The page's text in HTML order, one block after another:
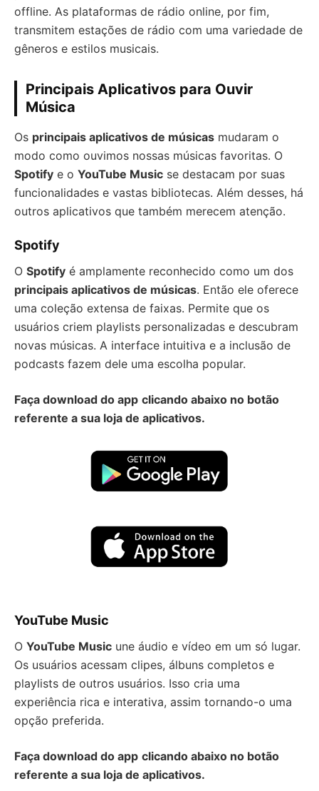
offline. As plataformas de rádio online, por fim,
transmitem estações de rádio com uma variedade de
gêneros e estilos musicais.
Principais Aplicativos para Ouvir
Música
Os principais aplicativos de músicas mudaram o
modo como ouvimos nossas músicas favoritas. O
Spotify e o YouTube Music se destacam por suas
funcionalidades e vastas bibliotecas. Além desses, há
outros aplicativos que também merecem atenção.
Spotify
O Spotify é amplamente reconhecido como um dos
principais aplicativos de músicas. Então ele oferece
uma coleção extensa de faixas. Permite que os
usuários criem playlists personalizadas e descubram
novas músicas. A interface intuitiva e a inclusão de
podcasts fazem dele uma escolha popular.
Faça download do app clicando abaixo no botão
referente a sua loja de aplicativos.
YouTube Music
O YouTube Music une áudio e vídeo em um só lugar.
Os usuários acessam clipes, álbuns completos e
playlists de outros usuários. Isso cria uma
experiência rica e interativa, assim tornando-o uma
opção preferida.
Faça download do app clicando abaixo no botão
referente a sua loja de aplicativos.